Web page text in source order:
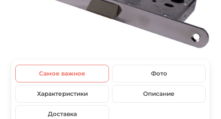
Самое важное Фото
Характеристики Описание
Доставка